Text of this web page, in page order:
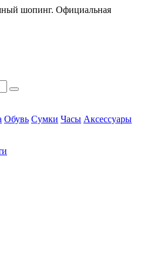
шопинг. Официальная
Обувь Сумки Часы Аксессуары